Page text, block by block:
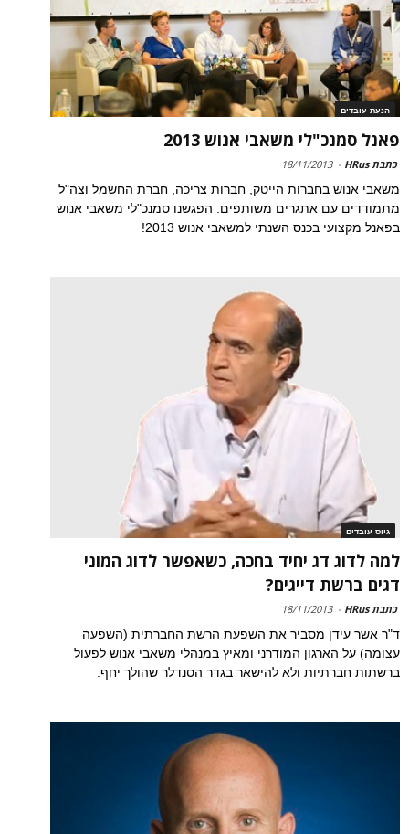
הנעת עובדים
פאנל סמנכ"לי משאבי אנוש 2013
כתבת HRus -
18/11/2013
משאבי אנוש בחברות הייטק, חברות צריכה, חברת החשמל וצה"ל
מתמודדים עם אתגרים משותפים. הפגשנו סמנכ"לי משאבי אנוש
בפאנל מקצועי בכנס השנתי למשאבי אנוש 2013!
גיוס עובדים
למה לדוג דג יחיד בחכה, כשאפשר לדוג המוני
דגים ברשת דייגים?
כתבת HRus -
18/11/2013
ד"ר אשר עידן מסביר את השפעת הרשת החברתית (השפעה
עצומה) על הארגון המודרני ומאיץ במנהלי משאבי אנוש לפעול
ברשתות חברתיות ולא להישאר בגדר הסנדלר שהולך יחף.